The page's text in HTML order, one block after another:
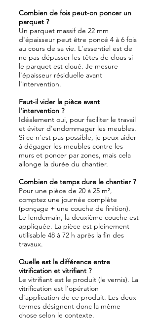
Combien de fois peut-on poncer un
parquet ?
Un parquet massif de 22 mm
d'épaisseur peut être poncé 4 à 6 fois
au cours de sa vie. L'essentiel est de
ne pas dépasser les têtes de clous si
le parquet est cloué. Je mesure
l'épaisseur résiduelle avant
l'intervention.
Faut-il vider la pièce avant
l'intervention ?
Idéalement oui, pour faciliter le travail
et éviter d'endommager les meubles.
Si ce n'est pas possible, je peux aider
à dégager les meubles contre les
murs et poncer par zones, mais cela
allonge la durée du chantier.
Combien de temps dure le chantier ?
Pour une pièce de 20 à 25 m²,
comptez une journée complète
(ponçage + une couche de finition).
Le lendemain, la deuxième couche est
appliquée. La pièce est pleinement
utilisable 48 à 72 h après la fin des
travaux.
Quelle est la différence entre
vitrification et vitrifiant ?
Le vitrifiant est le produit (le vernis). La
vitrification est l'opération
d'application de ce produit. Les deux
termes désignent donc la même
chose selon le contexte.